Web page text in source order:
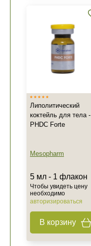
Липолитический
коктейль для тела -
PHDC Forte
Mesopharm
5 мл - 1 флакон
Чтобы увидеть цену
необходимо
авторизироваться
В корзину